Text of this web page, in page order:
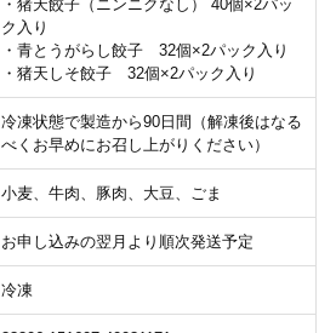
・猪天餃子（ニンニクなし） 40個×2パッ
ク入り
・青とうがらし餃子 32個×2パック入り
・猪天しそ餃子 32個×2パック入り
冷凍状態で製造から90日間（解凍後はなる
べくお早めにお召し上がりください）
小麦、牛肉、豚肉、大豆、ごま
お申し込みの翌月より順次発送予定
冷凍